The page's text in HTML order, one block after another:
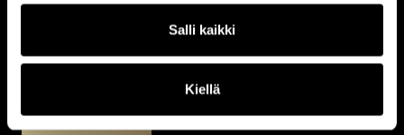
Salli kaikki
Kiellä
customerservice@professio.fi
Book a call